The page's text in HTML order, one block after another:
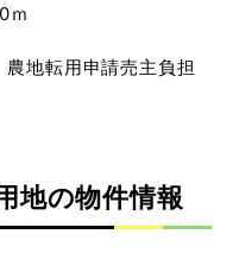
ｍ
地転用申請売主負担
地の物件情報